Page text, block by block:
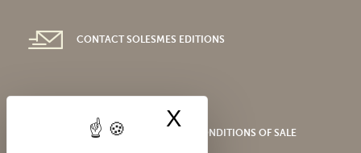
X
CONTACT SOLESMES EDITIONS
SHOP GENERAL TERMS AND CONDITIONS OF SALE